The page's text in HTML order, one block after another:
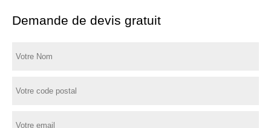
Demande de devis gratuit